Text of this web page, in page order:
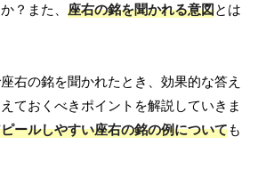
？また、 座右の銘を聞かれる意図とは
右の銘を聞かれたとき、効果的な答え
ておくべきポイントを解説していきま
ールしやすい座右の銘の例についても